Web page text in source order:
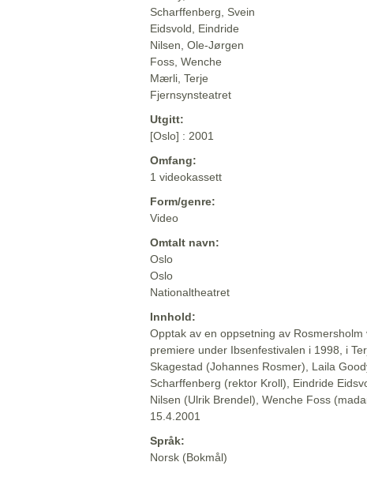
Scharffenberg, Svein
Eidsvold, Eindride
Nilsen, Ole-Jørgen
Foss, Wenche
Mærli, Terje
Fjernsynsteatret
Utgitt:
[Oslo] : 2001
Omfang:
1 videokassett
Form/genre:
Video
Omtalt navn:
Oslo
Oslo
Nationaltheatret
Innhold:
Opptak av en oppsetning av
premiere under Ibsenfestivalen i 1998, i
Skagestad (Johannes Rosmer), Laila
Scharffenberg (rektor Kroll), Eindride
Nilsen (Ulrik Brendel), Wenche Foss
15.4.2001
Språk:
Norsk (Bokmål)